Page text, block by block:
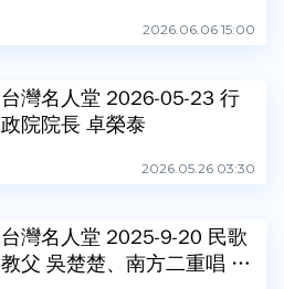
2026.06.06 15:00
台灣名人堂 2026-05-23 行
政院院長 卓榮泰
2026.05.26 03:30
台灣名人堂 2025-9-20 民歌
教父 吳楚楚、南方二重唱 大